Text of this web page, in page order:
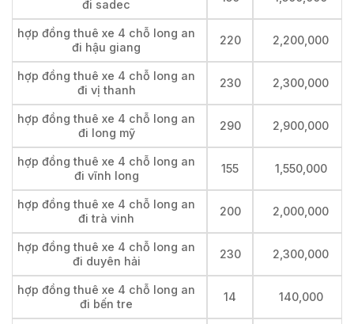
đi sadec
hợp đồng thuê xe 4 chỗ long an
đi hậu giang
220 2,200,000
hợp đồng thuê xe 4 chỗ long an
đi vị thanh
230 2,300,000
hợp đồng thuê xe 4 chỗ long an
đi long mỹ
290 2,900,000
hợp đồng thuê xe 4 chỗ long an
đi vĩnh long
155 1,550,000
hợp đồng thuê xe 4 chỗ long an
đi trà vinh
200 2,000,000
hợp đồng thuê xe 4 chỗ long an
đi duyên hải
230 2,300,000
hợp đồng thuê xe 4 chỗ long an
đi bến tre
14 140,000